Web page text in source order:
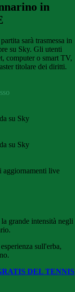
in
sarà trasmessa in
su Sky. Gli utenti
computer o smart TV,
titolare dei diritti.
su Sky
su Sky
aggiornamenti live
grande intensità negli
sull'erba,
DEL TENNIS